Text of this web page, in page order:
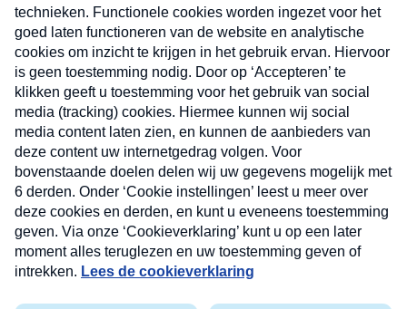
Verzend
Nieuwsbrief
Neem hier een gratis abonnement op onze
nieuwsbrief. Elke vrijdag- en dinsdagochtend in uw